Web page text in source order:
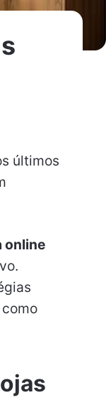
últimos
online